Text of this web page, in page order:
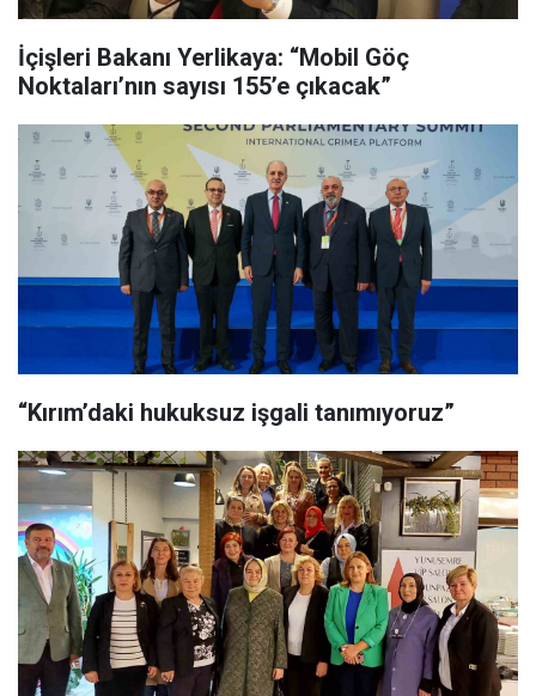
İçişleri Bakanı Yerlikaya: “Mobil Göç
Noktaları’nın sayısı 155’e çıkacak”
“Kırım’daki hukuksuz işgali tanımıyoruz”